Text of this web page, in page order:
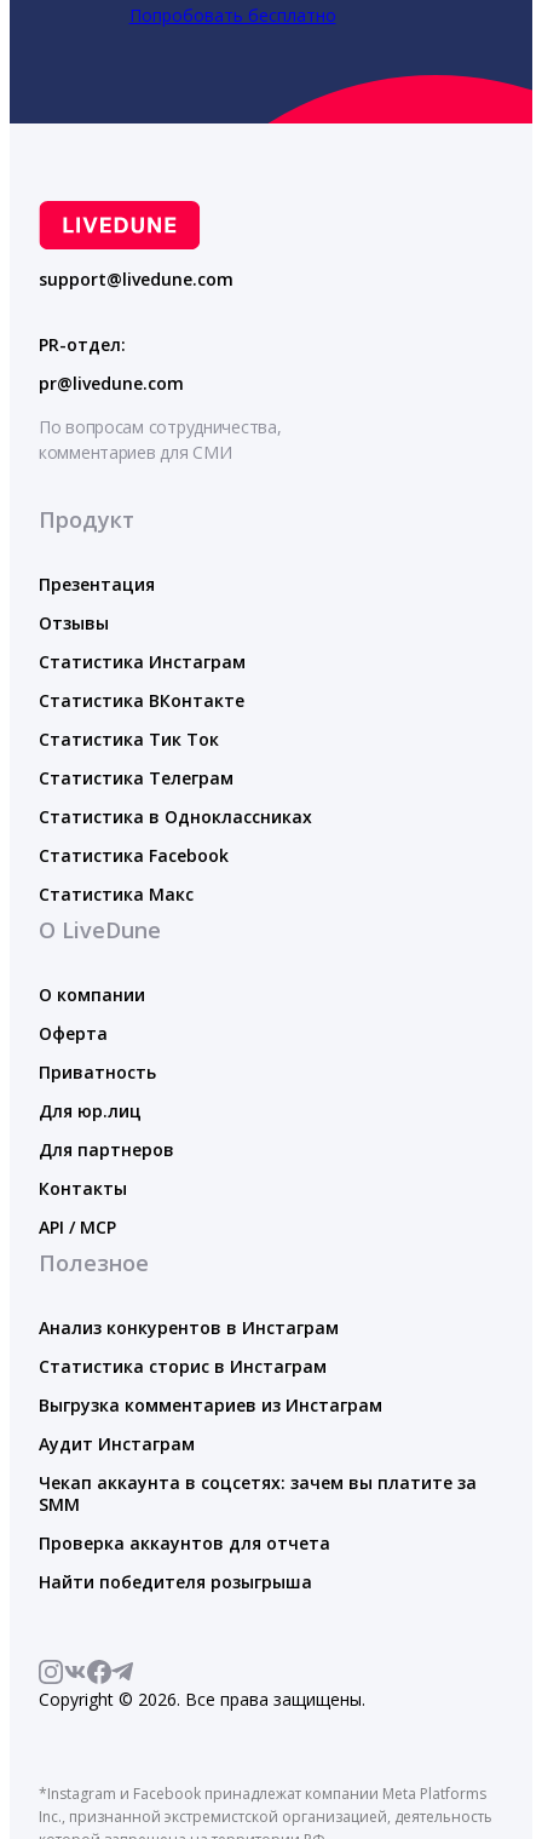
Попробовать бесплатно
support@livedune.com
PR-отдел:
pr@livedune.com
По вопросам сотрудничества,
комментариев для СМИ
Продукт
Презентация
Отзывы
Статистика Инстаграм
Статистика ВКонтакте
Статистика Тик Ток
Статистика Телеграм
Статистика в Одноклассниках
Статистика Facebook
Статистика Макс
О LiveDune
О компании
Оферта
Приватность
Для юр.лиц
Для партнеров
Контакты
API / MCP
Полезное
Анализ конкурентов в Инстаграм
Статистика сторис в Инстаграм
Выгрузка комментариев из Инстаграм
Аудит Инстаграм
Чекап аккаунта в соцсетях: зачем вы платите за
SMM
Проверка аккаунтов для отчета
Найти победителя розыгрыша
Copyright © 2026. Все права защищены.
*Instagram и Facebook принадлежат компании Meta Platforms
Inc., признанной экстремистской организацией, деятельность